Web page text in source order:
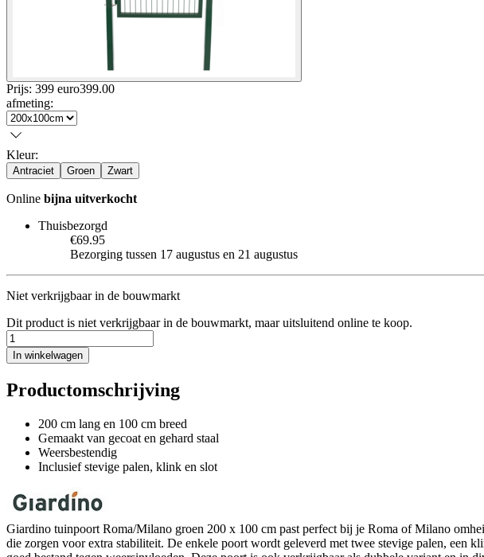
Prijs: 399 euro399.00
afmeting:
Kleur:
Antraciet Groen Zwart
Online bijna uitverkocht
Thuisbezorgd
€69.95
Bezorging tussen 17 augustus en 21 augustus
Niet verkrijgbaar in de bouwmarkt
Dit product is niet verkrijgbaar in de bouwmarkt, maar uitsluitend online te koop.
In winkelwagen
Productomschrijving
200 cm lang en 100 cm breed
Gemaakt van gecoat en gehard staal
Weersbestendig
Inclusief stevige palen, klink en slot
Giardino tuinpoort Roma/Milano groen 200 x 100 cm past perfect bij je Roma of Milano
die zorgen voor extra stabiliteit. De enkele poort wordt geleverd met twee stevige palen,